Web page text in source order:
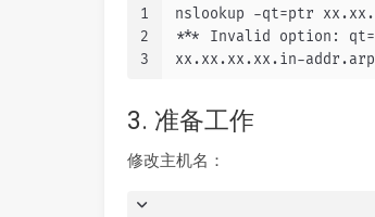
1
2
3
nslookup -qt=ptr
*** Invalid option:
xx.xx.xx.xx.in-
3. 准备工作
修改主机名：